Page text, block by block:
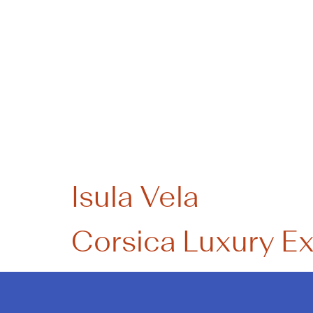
Isula Vela
Corsica Luxury